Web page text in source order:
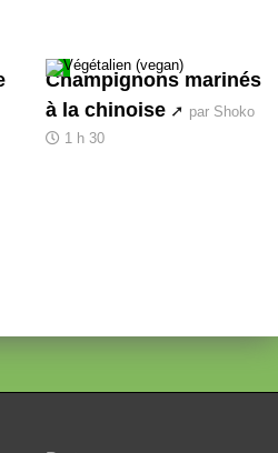
Champignons marinés
à la chinoise
par Shoko
1 h 30